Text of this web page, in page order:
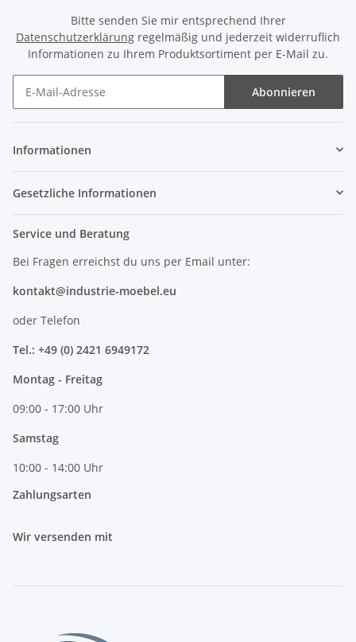
Bitte senden Sie mir entsprechend Ihrer
Datenschutzerklärung regelmäßig und jederzeit widerruflich
Informationen zu Ihrem Produktsortiment per E-Mail zu.
Abonnieren
Informationen
Gesetzliche Informationen
Service und Beratung
Bei Fragen erreichst du uns per Email unter:
kontakt@industrie-moebel.eu
oder Telefon
Tel.: +49 (0) 2421 6949172
Montag - Freitag
09:00 - 17:00 Uhr
Samstag
10:00 - 14:00 Uhr
Zahlungsarten
Wir versenden mit